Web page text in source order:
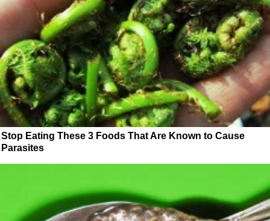
Stop Eating These 3 Foods That Are Known to Cause
Parasites